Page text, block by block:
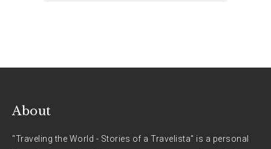
About
"Traveling the World - Stories of a Travelista" is a personal